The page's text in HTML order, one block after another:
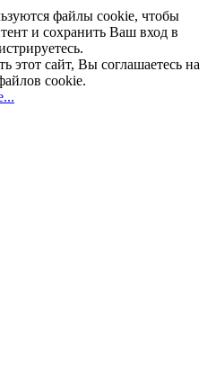
файлы cookie, чтобы
и сохранить Ваш вход в
этот сайт, Вы соглашаетесь на
cookie.